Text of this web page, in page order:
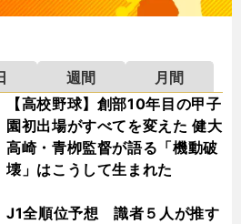
週間
月間
【高校野球】創部10年目の甲子
園初出場がすべてを変えた 健大
高崎・青栁監督が語る「機動破
壊」はこうして生まれた
J1全順位予想 識者５人が推す